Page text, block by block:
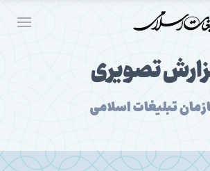
تصویری
تبلیغات اسلامی